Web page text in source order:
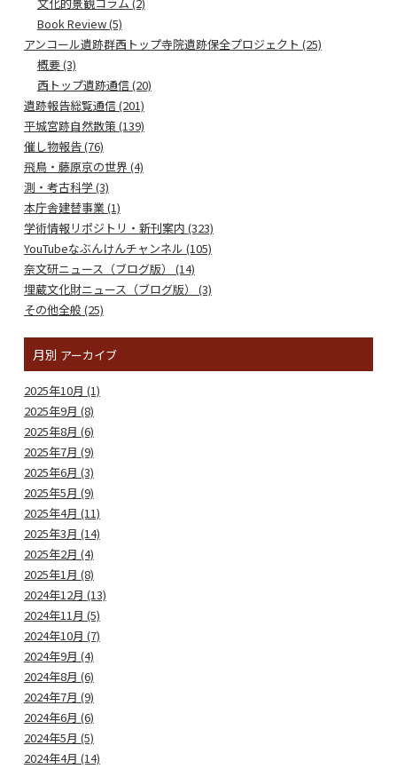
Book Review (5)
アンコール遺跡群西トップ寺院遺跡保全プロジェクト (25)
概要 (3)
西トップ遺跡通信 (20)
遺跡報告総覧通信 (201)
平城宮跡自然散策 (139)
催し物報告 (76)
飛鳥・藤原京の世界 (4)
測・考古科学 (3)
本庁舎建替事業 (1)
学術情報リポジトリ・新刊案内 (323)
YouTubeなぶんけんチャンネル (105)
奈文研ニュース（ブログ版） (14)
埋蔵文化財ニュース（ブログ版） (3)
その他全般 (25)
月別 アーカイブ
2025年10月 (1)
2025年9月 (8)
2025年8月 (6)
2025年7月 (9)
2025年6月 (3)
2025年5月 (9)
2025年4月 (11)
2025年3月 (14)
2025年2月 (4)
2025年1月 (8)
2024年12月 (13)
2024年11月 (5)
2024年10月 (7)
2024年9月 (4)
2024年8月 (6)
2024年7月 (9)
2024年6月 (6)
2024年5月 (5)
2024年4月 (14)